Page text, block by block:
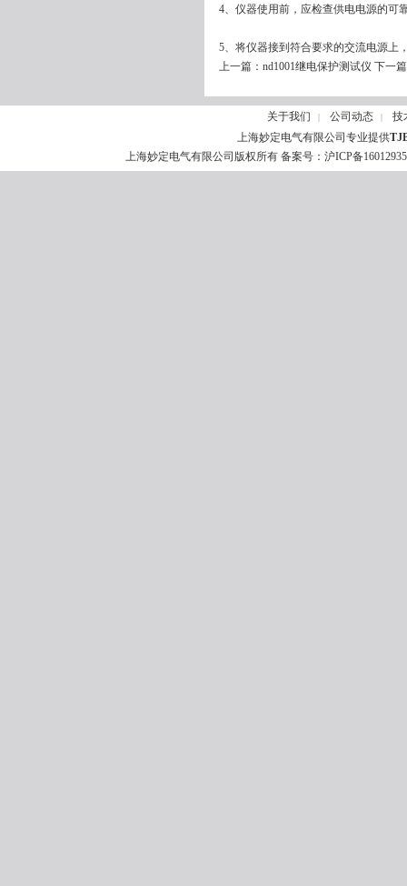
4、仪器使用前，应检查供电电源的可
5、将仪器接到符合要求的交流电源上
上一篇： nd1001继电保护测试仪 下一
关于我们 | 公司动态 |
技
上海妙定电气有限公司专业提供
上海妙定电气有限公司版权所有 备案号： 沪ICP备